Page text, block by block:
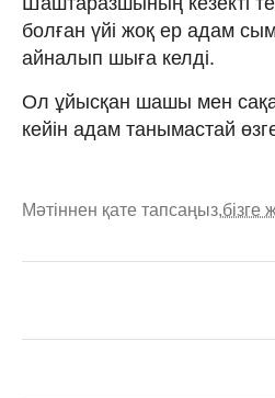
болған үйі жоқ ер адам
айналып шыға келді.
Ол ұйысқан шашы мен
кейін адам танымастай
Мәтіннен қате тапсаңыз,бізге